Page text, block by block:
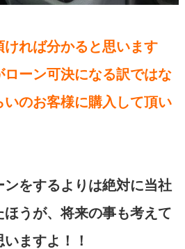
れば分かると思います
ーン可決になる訳ではな
のお客様に購入して頂い
をするよりは絶対に当社
うが、将来の事も考えて
ますよ！！